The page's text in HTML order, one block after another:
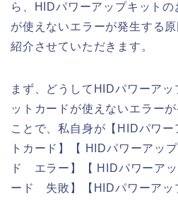
ら、HIDパワーアップキット
が使えないエラーが発生する
紹介させていただきます。
まず、どうしてHIDパワーア
ットカードが使えないエラー
ことで、私自身が【HIDパワ
トカード】【 HIDパワーアッ
ド エラー】【 HIDパワーア
ード 失敗】【HIDパワーアッ